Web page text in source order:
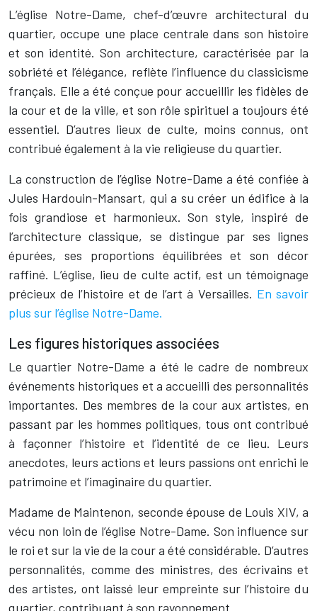
L’église Notre-Dame, chef-d’œuvre architectural du
quartier, occupe une place centrale dans son histoire
et son identité. Son architecture, caractérisée par la
sobriété et l’élégance, reflète l’influence du classicisme
français. Elle a été conçue pour accueillir les fidèles de
la cour et de la ville, et son rôle spirituel a toujours été
essentiel. D’autres lieux de culte, moins connus, ont
contribué également à la vie religieuse du quartier.
La construction de l’église Notre-Dame a été confiée à
Jules Hardouin-Mansart, qui a su créer un édifice à la
fois grandiose et harmonieux. Son style, inspiré de
l’architecture classique, se distingue par ses lignes
épurées, ses proportions équilibrées et son décor
raffiné. L’église, lieu de culte actif, est un témoignage
précieux de l’histoire et de l’art à Versailles. En savoir
plus sur l’église Notre-Dame.
Les figures historiques associées
Le quartier Notre-Dame a été le cadre de nombreux
événements historiques et a accueilli des personnalités
importantes. Des membres de la cour aux artistes, en
passant par les hommes politiques, tous ont contribué
à façonner l’histoire et l’identité de ce lieu. Leurs
anecdotes, leurs actions et leurs passions ont enrichi le
patrimoine et l’imaginaire du quartier.
Madame de Maintenon, seconde épouse de Louis XIV, a
vécu non loin de l’église Notre-Dame. Son influence sur
le roi et sur la vie de la cour a été considérable. D’autres
personnalités, comme des ministres, des écrivains et
des artistes, ont laissé leur empreinte sur l’histoire du
quartier, contribuant à son rayonnement.